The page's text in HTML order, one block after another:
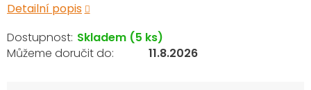
Detailní popis
Skladem (5 ks)
11.8.2026